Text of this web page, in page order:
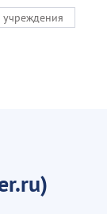
учреждения